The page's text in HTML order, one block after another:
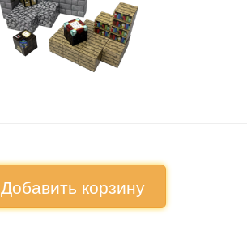
Добавить корзину